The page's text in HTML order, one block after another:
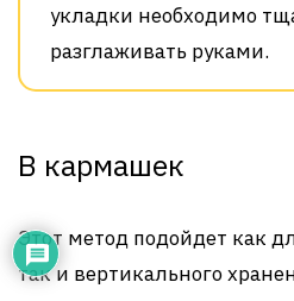
укладки необходимо
разглаживать руками.
В кармашек
Этот метод подойдет как
так и вертикального